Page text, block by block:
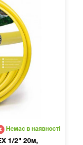
Немає в наявності
1/2" 20м,